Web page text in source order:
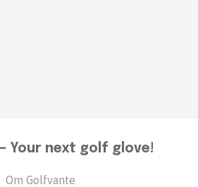
Your next golf glove!
Om Golfvante